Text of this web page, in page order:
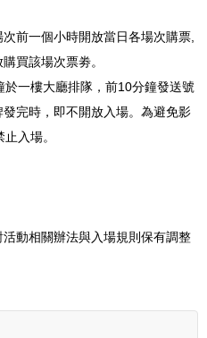
前一個小時開放當日各場次購票,
買該場次票劵。
一樓大廳排隊，前10分鐘發送號
完時，即不開放入場。為避免影
入場。
動相關辦法與入場規則保有調整